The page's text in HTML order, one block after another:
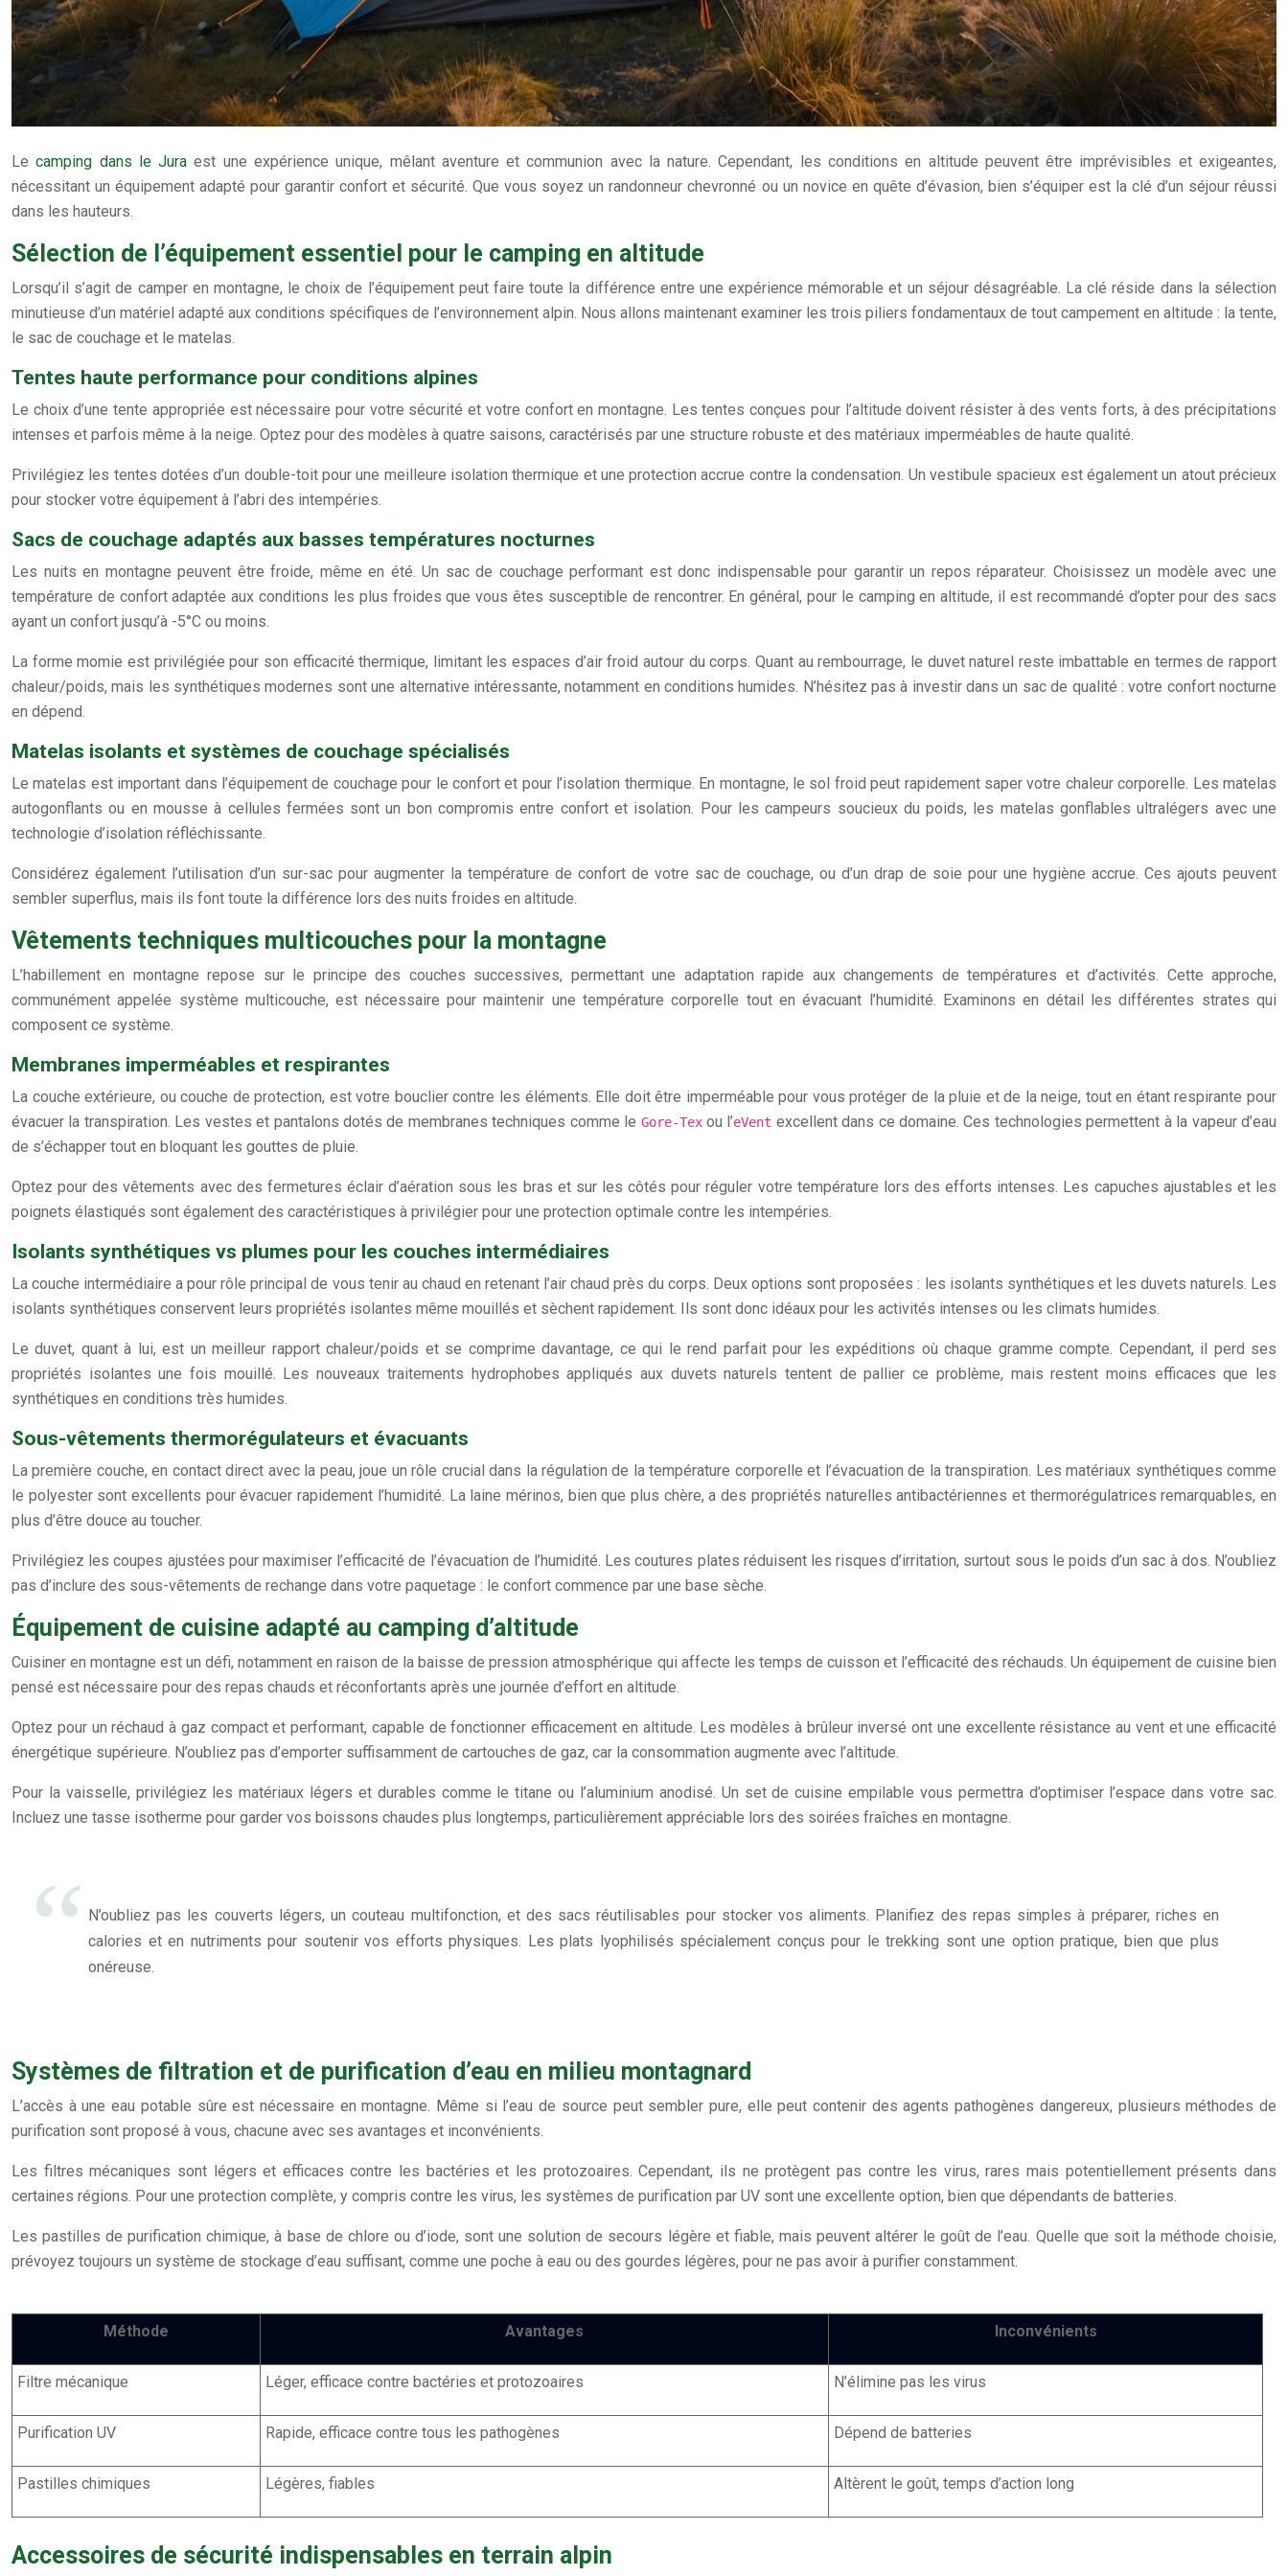
Lecamping dans le Jura est une expérience unique, mêlant aventure et communion avec la nature. Cependant, les conditions en altitude peuvent être imprévisibles et exigeantes,
nécessitant un équipement adapté pour garantir confort et sécurité. Que vous soyez un randonneur chevronné ou un novice en quête d’évasion, bien s’équiper est la clé d’un séjour réussi
dans les hauteurs.
Sélection de l’équipement essentiel pour le camping en altitude
Lorsqu’il s’agit de camper en montagne, le choix de l’équipement peut faire toute la différence entre une expérience mémorable et un séjour désagréable. La clé réside dans la sélection
minutieuse d’un matériel adapté aux conditions spécifiques de l’environnement alpin. Nous allons maintenant examiner les trois piliers fondamentaux de tout campement en altitude : la tente,
le sac de couchage et le matelas.
Tentes haute performance pour conditions alpines
Le choix d’une tente appropriée est nécessaire pour votre sécurité et votre confort en montagne. Les tentes conçues pour l’altitude doivent résister à des vents forts, à des précipitations
intenses et parfois même à la neige. Optez pour des modèles à quatre saisons, caractérisés par une structure robuste et des matériaux imperméables de haute qualité.
Privilégiez les tentes dotées d’un double-toit pour une meilleure isolation thermique et une protection accrue contre la condensation. Un vestibule spacieux est également un atout précieux
pour stocker votre équipement à l’abri des intempéries.
Sacs de couchage adaptés aux basses températures nocturnes
Les nuits en montagne peuvent être froide, même en été. Un sac de couchage performant est donc indispensable pour garantir un repos réparateur. Choisissez un modèle avec une
température de confort adaptée aux conditions les plus froides que vous êtes susceptible de rencontrer. En général, pour le camping en altitude, il est recommandé d’opter pour des sacs
ayant un confort jusqu’à -5°C ou moins.
La forme momie est privilégiée pour son efficacité thermique, limitant les espaces d’air froid autour du corps. Quant au rembourrage, le duvet naturel reste imbattable en termes de rapport
chaleur/poids, mais les synthétiques modernes sont une alternative intéressante, notamment en conditions humides. N’hésitez pas à investir dans un sac de qualité : votre confort nocturne
en dépend.
Matelas isolants et systèmes de couchage spécialisés
Le matelas est important dans l’équipement de couchage pour le confort et pour l’isolation thermique. En montagne, le sol froid peut rapidement saper votre chaleur corporelle. Les matelas
autogonflants ou en mousse à cellules fermées sont un bon compromis entre confort et isolation. Pour les campeurs soucieux du poids, les matelas gonflables ultralégers avec une
technologie d’isolation réfléchissante.
Considérez également l’utilisation d’un sur-sac pour augmenter la température de confort de votre sac de couchage, ou d’un drap de soie pour une hygiène accrue. Ces ajouts peuvent
sembler superflus, mais ils font toute la différence lors des nuits froides en altitude.
Vêtements techniques multicouches pour la montagne
L’habillement en montagne repose sur le principe des couches successives, permettant une adaptation rapide aux changements de températures et d’activités. Cette approche,
communément appelée système multicouche, est nécessaire pour maintenir une température corporelle tout en évacuant l’humidité. Examinons en détail les différentes strates qui
composent ce système.
Membranes imperméables et respirantes
La couche extérieure, ou couche de protection, est votre bouclier contre les éléments. Elle doit être imperméable pour vous protéger de la pluie et de la neige, tout en étant respirante pour
évacuer la transpiration. Les vestes et pantalons dotés de membranes techniques comme le Gore-Texou l’eVent excellent dans ce domaine. Ces technologies permettent à la vapeur d’eau
de s’échapper tout en bloquant les gouttes de pluie.
Optez pour des vêtements avec des fermetures éclair d’aération sous les bras et sur les côtés pour réguler votre température lors des efforts intenses. Les capuches ajustables et les
poignets élastiqués sont également des caractéristiques à privilégier pour une protection optimale contre les intempéries.
Isolants synthétiques vs plumes pour les couches intermédiaires
La couche intermédiaire a pour rôle principal de vous tenir au chaud en retenant l’air chaud près du corps. Deux options sont proposées : les isolants synthétiques et les duvets naturels. Les
isolants synthétiques conservent leurs propriétés isolantes même mouillés et sèchent rapidement. Ils sont donc idéaux pour les activités intenses ou les climats humides.
Le duvet, quant à lui, est un meilleur rapport chaleur/poids et se comprime davantage, ce qui le rend parfait pour les expéditions où chaque gramme compte. Cependant, il perd ses
propriétés isolantes une fois mouillé. Les nouveaux traitements hydrophobes appliqués aux duvets naturels tentent de pallier ce problème, mais restent moins efficaces que les
synthétiques en conditions très humides.
Sous-vêtements thermorégulateurs et évacuants
La première couche, en contact direct avec la peau, joue un rôle crucial dans la régulation de la température corporelle et l’évacuation de la transpiration. Les matériaux synthétiques comme
le polyester sont excellents pour évacuer rapidement l’humidité. La laine mérinos, bien que plus chère, a des propriétés naturelles antibactériennes et thermorégulatrices remarquables, en
plus d’être douce au toucher.
Privilégiez les coupes ajustées pour maximiser l’efficacité de l’évacuation de l’humidité. Les coutures plates réduisent les risques d’irritation, surtout sous le poids d’un sac à dos. N’oubliez
pas d’inclure des sous-vêtements de rechange dans votre paquetage : le confort commence par une base sèche.
Équipement de cuisine adapté au camping d’altitude
Cuisiner en montagne est un défi, notamment en raison de la baisse de pression atmosphérique qui affecte les temps de cuisson et l’efficacité des réchauds. Un équipement de cuisine bien
pensé est nécessaire pour des repas chauds et réconfortants après une journée d’effort en altitude.
Optez pour un réchaud à gaz compact et performant, capable de fonctionner efficacement en altitude. Les modèles à brûleur inversé ont une excellente résistance au vent et une efficacité
énergétique supérieure. N’oubliez pas d’emporter suffisamment de cartouches de gaz, car la consommation augmente avec l’altitude.
Pour la vaisselle, privilégiez les matériaux légers et durables comme le titane ou l’aluminium anodisé. Un set de cuisine empilable vous permettra d’optimiser l’espace dans votre sac.
Incluez une tasse isotherme pour garder vos boissons chaudes plus longtemps, particulièrement appréciable lors des soirées fraîches en montagne.
N’oubliez pas les couverts légers, un couteau multifonction, et des sacs réutilisables pour stocker vos aliments. Planifiez des repas simples à préparer, riches en
calories et en nutriments pour soutenir vos efforts physiques. Les plats lyophilisés spécialement conçus pour le trekking sont une option pratique, bien que plus
onéreuse.
Systèmes de filtration et de purification d’eau en milieu montagnard
L’accès à une eau potable sûre est nécessaire en montagne. Même si l’eau de source peut sembler pure, elle peut contenir des agents pathogènes dangereux, plusieurs méthodes de
purification sont proposé à vous, chacune avec ses avantages et inconvénients.
Les filtres mécaniques sont légers et efficaces contre les bactéries et les protozoaires. Cependant, ils ne protègent pas contre les virus, rares mais potentiellement présents dans
certaines régions. Pour une protection complète, y compris contre les virus, les systèmes de purification par UV sont une excellente option, bien que dépendants de batteries.
Les pastilles de purification chimique, à base de chlore ou d’iode, sont une solution de secours légère et fiable, mais peuvent altérer le goût de l’eau. Quelle que soit la méthode choisie,
prévoyez toujours un système de stockage d’eau suffisant, comme une poche à eau ou des gourdes légères, pour ne pas avoir à purifier constamment.
Méthode Avantages Inconvénients
Filtre mécanique Léger, efficace contre bactéries et protozoaires N’élimine pas les virus
Purification UV Rapide, efficace contre tous les pathogènes Dépend de batteries
Pastilles chimiques Légères, fiables Altèrent le goût, temps d’action long
Accessoires de sécurité indispensables en terrain alpin